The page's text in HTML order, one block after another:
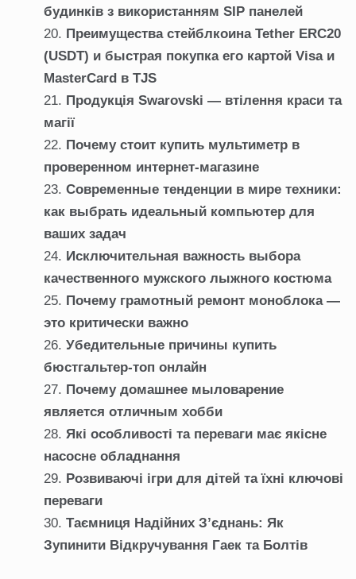
будинків з використанням SIP панелей
Преимущества стейблкоина Tether ERC20
(USDT) и быстрая покупка его картой Visa и
MasterCard в TJS
Продукція Swarovski — втілення краси та
магії
Почему стоит купить мультиметр в
проверенном интернет-магазине
Современные тенденции в мире техники:
как выбрать идеальный компьютер для
ваших задач
Исключительная важность выбора
качественного мужского лыжного костюма
Почему грамотный ремонт моноблока —
это критически важно
Убедительные причины купить
бюстгальтер-топ онлайн
Почему домашнее мыловарение
является отличным хобби
Які особливості та переваги має якісне
насосне обладнання
Розвиваючі ігри для дітей та їхні ключові
переваги
Таємниця Надійних З’єднань: Як
Зупинити Відкручування Гаек та Болтів